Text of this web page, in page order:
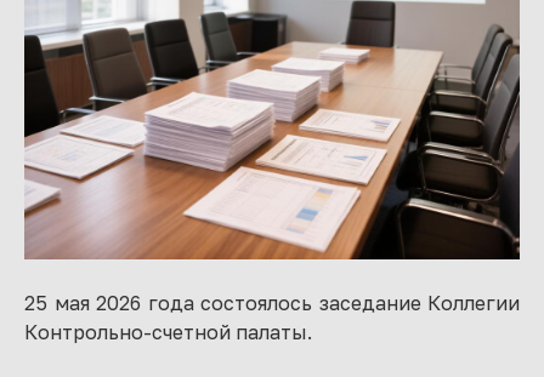
25 мая 2026 года состоялось заседание Коллегии
Контрольно-счетной палаты.